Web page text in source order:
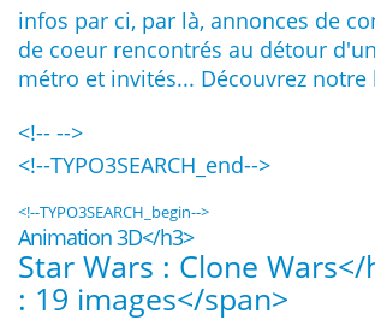
infos par ci, par là, annonces de
de coeur rencontrés au détour
métro et invités... Découvrez notre
<!-- -->
<!--TYPO3SEARCH_end-->
<!--TYPO3SEARCH_begin-->
Animation 3D</h3>
Star Wars : Clone Wars</
: 19 images</span>